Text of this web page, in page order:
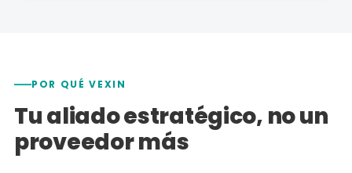
POR QUÉ VEXIN
Tu aliado estratégico, no un
proveedor más